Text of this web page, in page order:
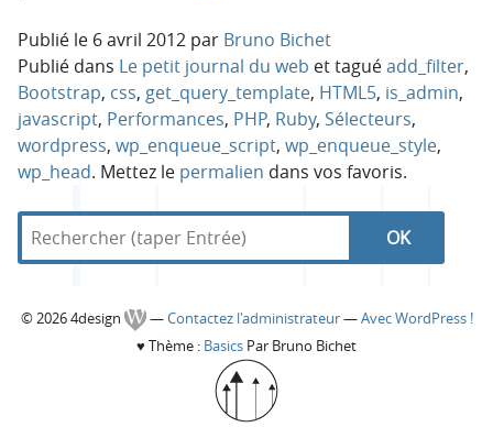
Publié le 6 avril 2012 par Bruno Bichet
Publié dans Le petit journal du web et taguéadd_filter,
Bootstrap, css, get_query_template, HTML5, is_admin,
javascript, Performances, PHP, Ruby, Sélecteurs,
wordpress, wp_enqueue_script, wp_enqueue_style,
wp_head. Mettez le permalien dans vos favoris.
R
R
e
d
4
C
© 2026 4design —Contactez l'administrateur—Avec WordPress !
♥ Thème : Basics Par Bruno Bichet